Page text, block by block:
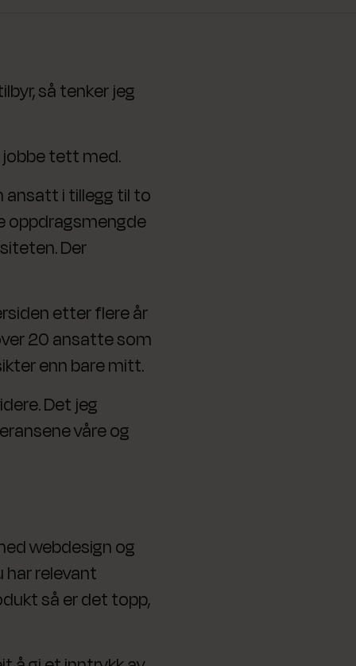
så tenker jeg
jobbe tett med.
ansatt i tillegg til to
oppdragsmengde
Der
etter flere år
20 ansatte som
enn bare mitt.
Det jeg
våre og
webdesign og
har relevant
så er det topp,